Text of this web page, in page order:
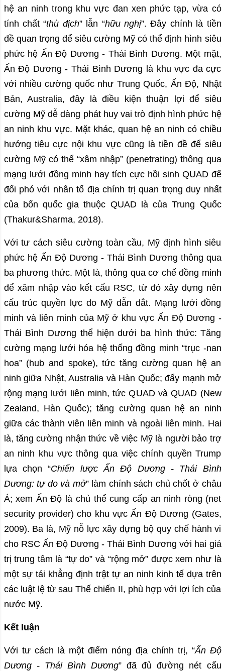
hệ an ninh trong khu vực đan xen phức tạp, vừa có
tính chất “thù địch” lẫn “hữu nghị”. Đây chính là tiền
đề quan trọng để siêu cường Mỹ có thể định hình siêu
phức hệ Ấn Độ Dương - Thái Bình Dương. Một mặt,
Ấn Độ Dương - Thái Bình Dương là khu vực đa cực
với nhiều cường quốc như Trung Quốc, Ấn Độ, Nhật
Bản, Australia, đây là điều kiện thuận lợi để siêu
cường Mỹ dễ dàng phát huy vai trò định hình phức hệ
an ninh khu vực. Mặt khác, quan hệ an ninh có chiều
hướng tiêu cực nội khu vực cũng là tiền đề để siêu
cường Mỹ có thể “xâm nhập” (penetrating) thông qua
mạng lưới đồng minh hay tích cực hồi sinh QUAD để
đối phó với nhân tố địa chính trị quan trọng duy nhất
của bốn quốc gia thuộc QUAD là của Trung Quốc
(Thakur&Sharma, 2018).
Với tư cách siêu cường toàn cầu, Mỹ định hình siêu
phức hệ Ấn Độ Dương - Thái Bình Dương thông qua
ba phương thức. Một là, thông qua cơ chế đồng minh
để xâm nhập vào kết cấu RSC, từ đó xây dựng nên
cấu trúc quyền lực do Mỹ dẫn dắt. Mạng lưới đồng
minh và liên minh của Mỹ ở khu vực Ấn Độ Dương -
Thái Bình Dương thể hiện dưới ba hình thức: Tăng
cường mạng lưới hóa hệ thống đồng minh “trục -nan
hoa” (hub and spoke), tức tăng cường quan hệ an
ninh giữa Nhật, Australia và Hàn Quốc; đẩy mạnh mở
rộng mạng lưới liên minh, tức QUAD và QUAD (New
Zealand, Hàn Quốc); tăng cường quan hệ an ninh
giữa các thành viên liên minh và ngoài liên minh. Hai
là, tăng cường nhận thức về việc Mỹ là người bảo trợ
an ninh khu vực thông qua việc chính quyền Trump
lựa chọn “Chiến lược Ấn Độ Dương - Thái Bình
Dương: tự do và mở” làm chính sách chủ chốt ở châu
Á; xem Ấn Độ là chủ thể cung cấp an ninh ròng (net
security provider) cho khu vực Ấn Độ Dương (Gates,
2009). Ba là, Mỹ nỗ lực xây dựng bộ quy chế hành vi
cho RSC Ấn Độ Dương - Thái Bình Dương với hai giá
trị trung tâm là “tự do” và “rộng mở” được xem như là
một sự tái khẳng định trật tự an ninh kinh tế dựa trên
các luật lệ từ sau Thế chiến II, phù hợp với lợi ích của
nước Mỹ.
Kết luận
Với tư cách là một điểm nóng địa chính trị, “Ấn Độ
Dương - Thái Bình Dương” đã đủ đường nét cấu